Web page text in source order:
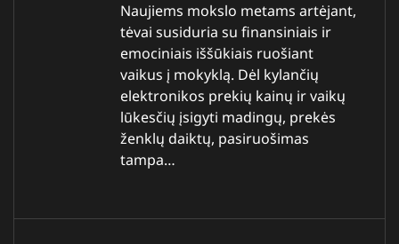
Naujiems mokslo metams artėjant,
tėvai susiduria su finansiniais ir
emociniais iššūkiais ruošiant
vaikus į mokyklą. Dėl kylančių
elektronikos prekių kainų ir vaikų
lūkesčių įsigyti madingų, prekės
ženklų daiktų, pasiruošimas
tampa…